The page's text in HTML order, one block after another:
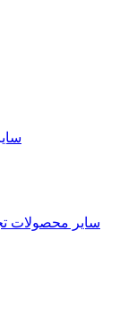
سایر محصولات